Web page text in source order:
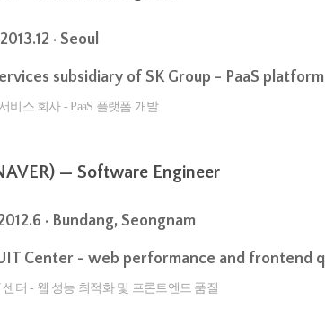
· Seoul
subsidiary of SK Group - PaaS
비스 회사 - PaaS 플랫폼 개발
— Software Engineer
· Bundang, Seongnam
Center - web performance and frontend
터 - 웹 성능 최적화 및 프론트엔드 품질